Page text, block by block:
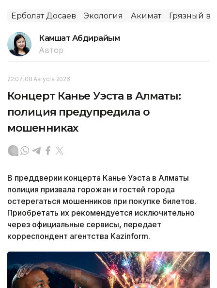
Ерболат Досаев Экология Акимат Грязный
Камшат Абдирайым
Автор
22:07, 08 Августа 2026
Концерт Канье Уэста в Алматы:
полиция предупредила о
мошенниках
В преддверии концерта Канье Уэста в Алматы
полиция призвала горожан и гостей города
остерегаться мошенников при покупке билетов.
Приобретать их рекомендуется исключительно
через официальные сервисы, передает
корреспондент агентства Kazinform.